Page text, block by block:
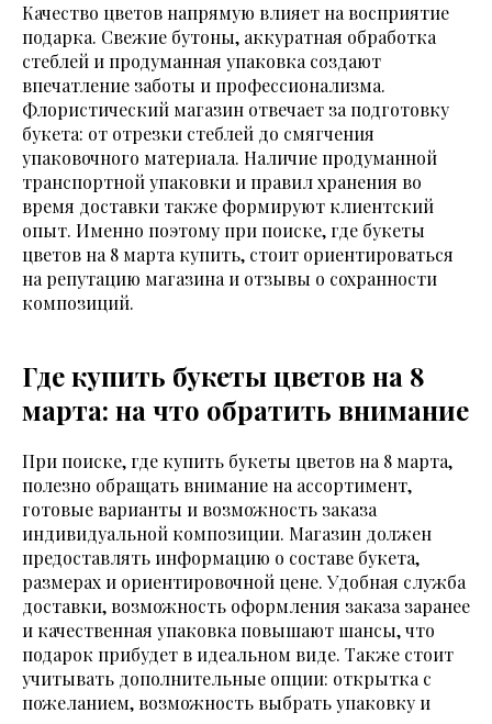
Качество цветов напрямую влияет на восприятие
подарка. Свежие бутоны, аккуратная обработка
стеблей и продуманная упаковка создают
впечатление заботы и профессионализма.
Флористический магазин отвечает за подготовку
букета: от отрезки стеблей до смягчения
упаковочного материала. Наличие продуманной
транспортной упаковки и правил хранения во
время доставки также формируют клиентский
опыт. Именно поэтому при поиске, где букеты
цветов на 8 марта купить, стоит ориентироваться
на репутацию магазина и отзывы о сохранности
композиций.
Где купить букеты цветов на 8
марта: на что обратить внимание
При поиске, где купить букеты цветов на 8 марта,
полезно обращать внимание на ассортимент,
готовые варианты и возможность заказа
индивидуальной композиции. Магазин должен
предоставлять информацию о составе букета,
размерах и ориентировочной цене. Удобная служба
доставки, возможность оформления заказа заранее
и качественная упаковка повышают шансы, что
подарок прибудет в идеальном виде. Также стоит
учитывать дополнительные опции: открытка с
пожеланием, возможность выбрать упаковку и